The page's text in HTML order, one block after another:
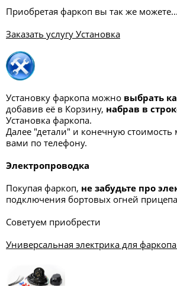
Приобретая фаркоп вы так же можете...
Заказать услугу Установка
Установку фаркопа можно выбрать
добавив её в Корзину, набрав в
Установка фаркопа.
Далее "детали" и конечную
вами по телефону.
Электропроводка
Покупая фаркоп, не забудьте про
подключения бортовых огней
Советуем приобрести
Универсальная электрика для фаркопа